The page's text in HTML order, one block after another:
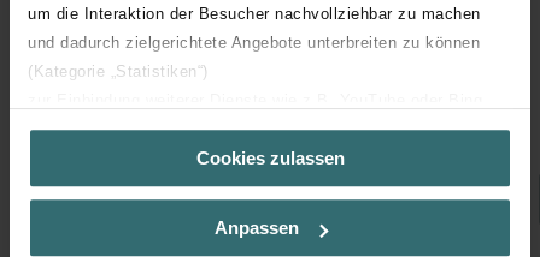
um die Interaktion der Besucher nachvollziehbar zu machen
und dadurch zielgerichtete Angebote unterbreiten zu können
(Kategorie „Statistiken“)
(Kategorie „Marketing“)
Über „Details zeigen“ bzw. die Datenschutzerklärung erhalten
Sie weitere Informationen. Durch die Auswahl der Kategorie
der Auswahl von „Statistiken“ willigen Sie ein, dass wir Ihren
Cookies zulassen
Anpassen
Traffic White (9016* / RAL 9016)
Veuillez sélectionner